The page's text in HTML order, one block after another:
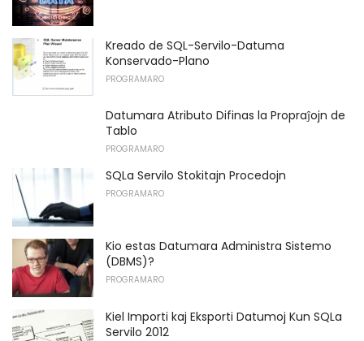
Kreado de SQL-Servilo-Datuma
Konservado-Plano
PROGRAMARO
Datumara Atributo Difinas la Propraĵojn de
Tablo
PROGRAMARO
SQLa Servilo Stokitajn Procedojn
PROGRAMARO
Kio estas Datumara Administra Sistemo
(DBMS)?
PROGRAMARO
Kiel Importi kaj Eksporti Datumoj Kun SQLa
Servilo 2012